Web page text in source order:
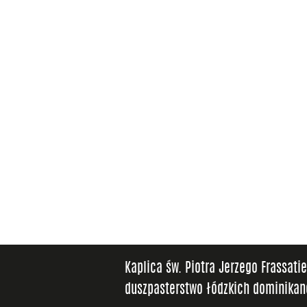
Kaplica św. Piotra Jerzego
duszpasterstwo łódzkich